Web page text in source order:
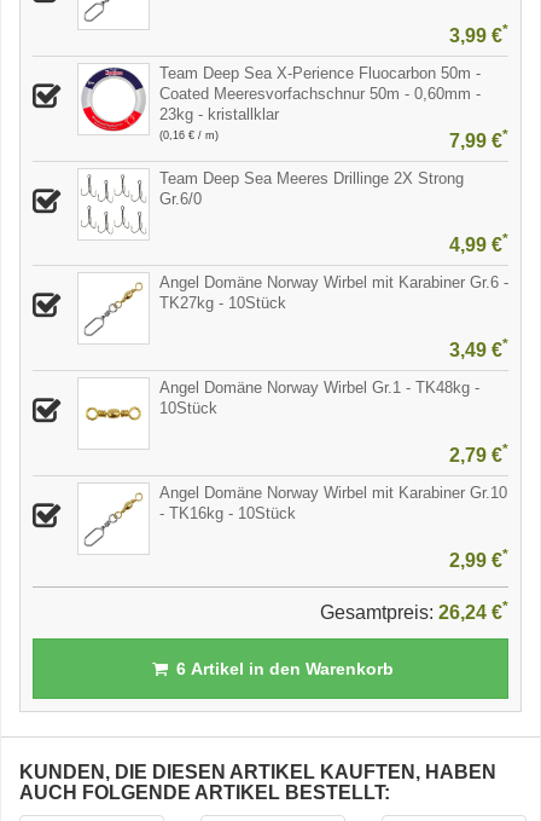
3,99 €*
Team Deep Sea X-Perience Fluocarbon 50m -
Coated Meeresvorfachschnur 50m - 0,60mm -
23kg - kristallklar
(0,16 € / m) 7,99 €*
Team Deep Sea Meeres Drillinge 2X Strong
Gr.6/0
4,99 €*
Angel Domäne Norway Wirbel mit Karabiner Gr.6 -
TK27kg - 10Stück
3,49 €*
Angel Domäne Norway Wirbel Gr.1 - TK48kg -
10Stück
2,79 €*
Angel Domäne Norway Wirbel mit Karabiner Gr.10
- TK16kg - 10Stück
2,99 €*
Gesamtpreis: 26,24 €*
6Artikel in den Warenkorb
KUNDEN, DIE DIESEN ARTIKEL KAUFTEN, HABEN
AUCH FOLGENDE ARTIKEL BESTELLT: